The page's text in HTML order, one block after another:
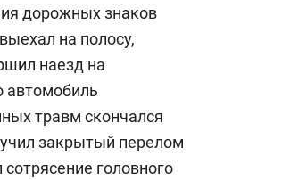
дорожных знаков
на полосу,
наезд на
автомобиль
травм скончался
закрытый перелом
головного